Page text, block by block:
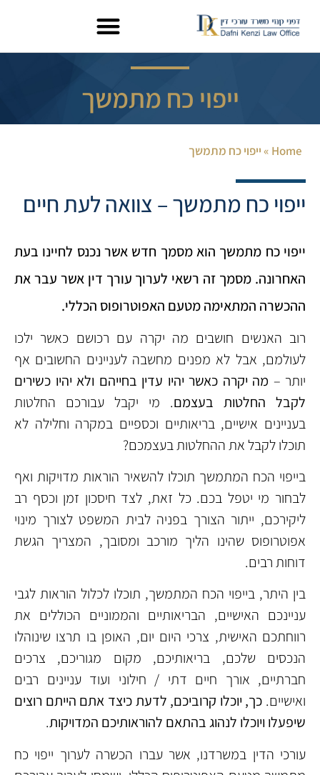
ייפוי כח מתמשך
Home
»ייפוי כח מתמשך
ייפוי כח מתמשך – צוואה לעת חיים
ייפוי כח מתמשך הוא מסמך חדש אשר נכנס לחיינו בעת
האחרונה. מסמך זה רשאי לערוך עורך דין אשר עבר את
ההכשרה המתאימה מטעם האפוטרופוס הכללי.
רוב האנשים חושבים מה יקרה עם רכושם כאשר ילכו
לעולמם, אבל לא מפנים מחשבה לעניינים החשובים אף
יותר – מה יקרה כאשר יהיו עדין בחייהם ולא יהיו כשירים
לקבל החלטות בעצמם. מי יקבל עבורכם החלטות
בעניינים אישיים, בריאותיים וכספיים במקרה וחלילה לא
תוכלו לקבל את ההחלטות בעצמכם?
בייפוי הכח המתמשך תוכלו להשאיר הוראות מדויקות ואף
לבחור מי יטפל בכם. כל זאת, לצד חיסכון זמן וכסף רב
ליקירכם, ייתור הצורך בפניה לבית המשפט לצורך מינוי
אפוטרופוס שהינו הליך מורכב ומסובך, המצריך הגשת
דוחות רבים.
בין היתר, בייפוי הכח המתמשך, תוכלו לכלול הוראות לגבי
עניינכם האישיים, הבריאותיים והממוניים הכוללים את
רווחתכם האישית, צרכי היום יום, האופן בו תרצו שינוהלו
הנכסים שלכם, בריאותיכם, מקום מגוריכם, צרכים
חברתיים, אורך חיים דתי / חילוני ועוד עניינים רבים
ואישיים. כך, יוכלו קרוביכם, לדעת כיצד אתם הייתם רוצים
שיפעלו ויוכלו לנהוג בהתאם להוראותיכם המדויקות.
עורכי הדין במשרדנו, אשר עברו הכשרה לערוך ייפוי כח